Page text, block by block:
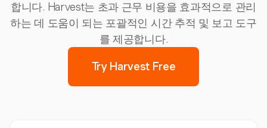
합니다. Harvest는 초과 근무 비용을 효과적으로 관리
하는 데 도움이 되는 포괄적인 시간 추적 및 보고 도구
를 제공합니다.
Try Harvest Free